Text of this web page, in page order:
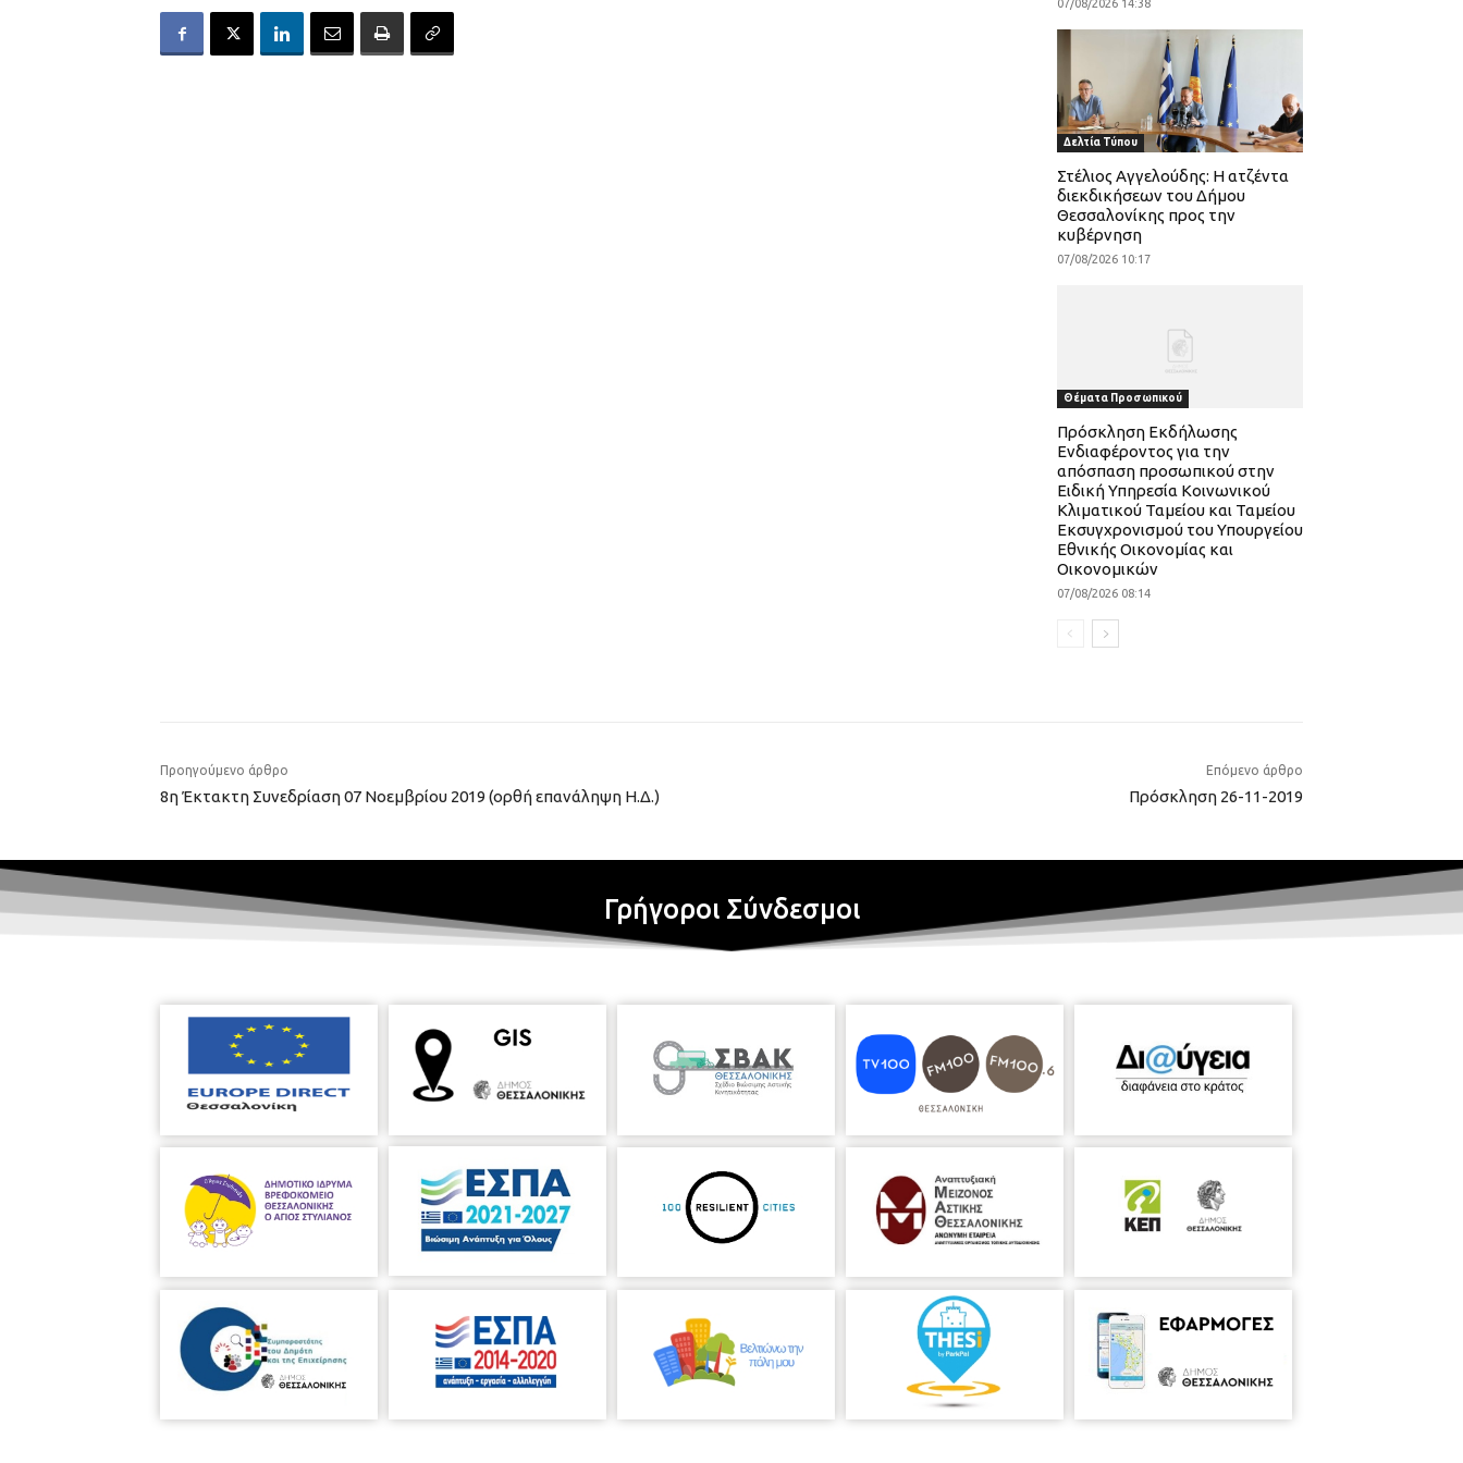
07/08/2026 14:38
Δελτία Τύπου
Στέλιος Αγγελούδης: Η ατζέντα
διεκδικήσεων του Δήμου
Θεσσαλονίκης προς την
κυβέρνηση
07/08/2026 10:17
Θέματα Προσωπικού
Πρόσκληση Εκδήλωσης
Ενδιαφέροντος για την
απόσπαση προσωπικού στην
Ειδική Υπηρεσία Κοινωνικού
Κλιματικού Ταμείου και Ταμείου
Εκσυγχρονισμού του Υπουργείου
Εθνικής Οικονομίας και
Οικονομικών
07/08/2026 08:14
Προηγούμενο άρθρο
8η Έκτακτη Συνεδρίαση 07 Νοεμβρίου 2019 (ορθή επανάληψη Η.Δ.)
Επόμενο άρθρο
Πρόσκληση 26-11-2019
Γρήγοροι Σύνδεσμοι